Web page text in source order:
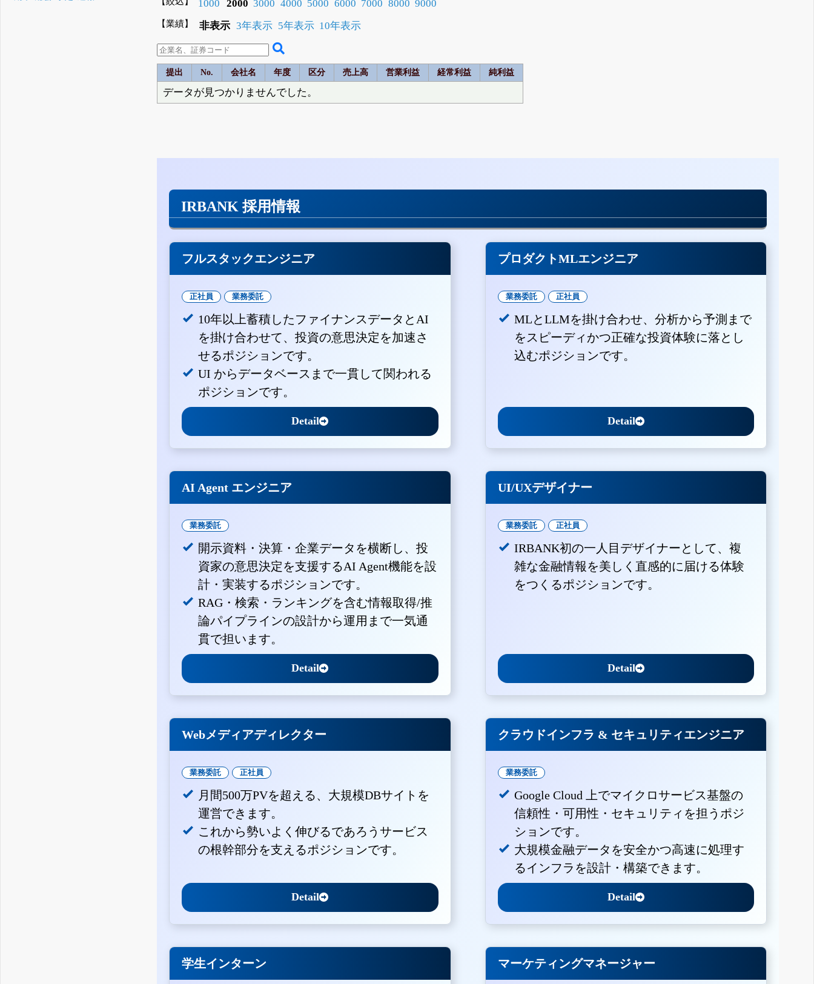
1000 2000 3000 4000 5000 6000 7000 8000 9000
【業績】 非表示 3年表示 5年表示 10年表示
提出 No. 会社名 年度 区分 売上高 営業利益 経常利益 純利益
データが見つかりませんでした。
IRBANK 採用情報
フルスタックエンジニア
正社員 業務委託
10年以上蓄積したファイナンスデータとAI
を掛け合わせて、投資の意思決定を加速さ
せるポジションです。
UI からデータベースまで一貫して関われる
ポジションです。
Detail
プロダクトMLエンジニア
業務委託 正社員
MLとLLMを掛け合わせ、分析から予測まで
をスピーディかつ正確な投資体験に落とし
込むポジションです。
Detail
AI Agent エンジニア
業務委託
開示資料・決算・企業データを横断し、投
資家の意思決定を支援するAI Agent機能を設
計・実装するポジションです。
RAG・検索・ランキングを含む情報取得/推
論パイプラインの設計から運用まで一気通
貫で担います。
Detail
UI/UXデザイナー
業務委託 正社員
IRBANK初の一人目デザイナーとして、複
雑な金融情報を美しく直感的に届ける体験
をつくるポジションです。
Detail
Webメディアディレクター
業務委託 正社員
月間500万PVを超える、大規模DBサイトを
運営できます。
これから勢いよく伸びるであろうサービス
の根幹部分を支えるポジションです。
Detail
クラウドインフラ & セキュリティエンジニア
業務委託
Google Cloud 上でマイクロサービス基盤の
信頼性・可用性・セキュリティを担うポジ
ションです。
大規模金融データを安全かつ高速に処理す
るインフラを設計・構築できます。
Detail
学生インターン マーケティングマネージャー